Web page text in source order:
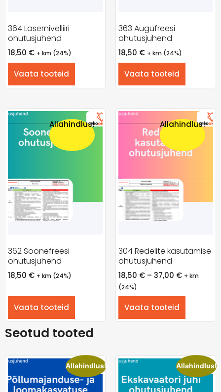
364 Lasernivelliiri
ohutusjuhend
18,50 € + km (24%)
Vaata tooteid
363 Augufreesi
ohutusjuhend
18,50 € + km (24%)
Vaata tooteid
Allahindlus!
362 Soonefreesi
ohutusjuhend
18,50 € + km (24%)
Vaata tooteid
Allahindlus!
304 Redelite kasutamise
ohutusjuhend
18,50 € – 37,00 € + km
(24%)
Vaata tooteid
Seotud tooted
Allahindlus! Allahindlus!